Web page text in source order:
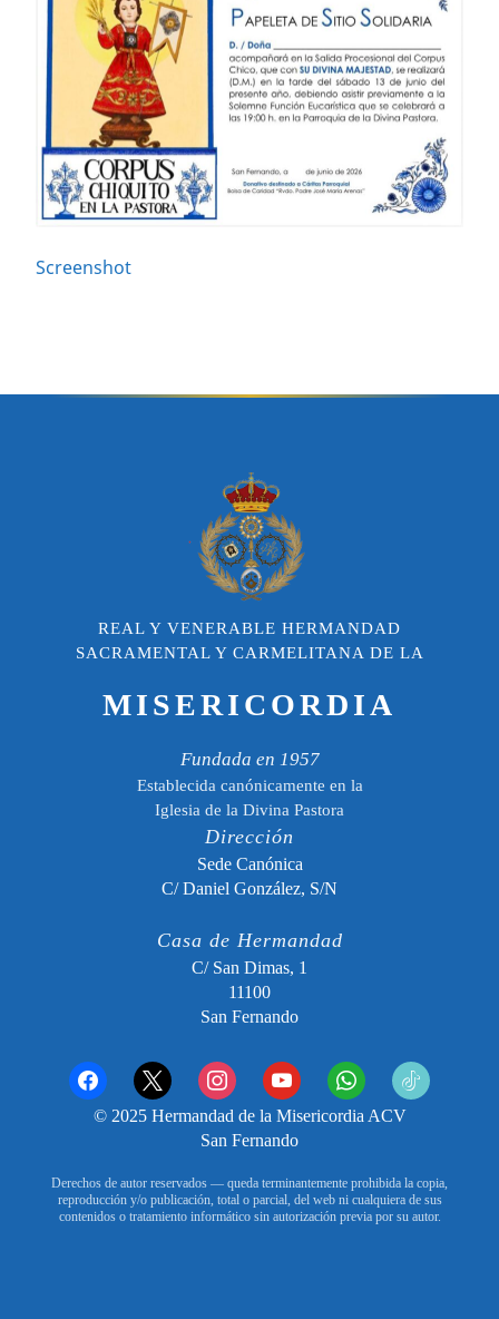
Screenshot
REAL Y VENERABLE HERMANDAD
SACRAMENTAL Y CARMELITANA DE LA
MISERICORDIA
Fundada en 1957
Establecida canónicamente en la
Iglesia de la Divina Pastora
Dirección
Sede Canónica
C/ Daniel González, S/N
Casa de Hermandad
C/ San Dimas, 1
11100
San Fernando
facebook x instagramyoutube whatsapp tiktok2
© 2025 Hermandad de la Misericordia ACV
San Fernando
Derechos de autor reservados — queda terminantemente prohibida la copia,
reproducción y/o publicación, total o parcial, del web ni cualquiera de sus
contenidos o tratamiento informático sin autorización previa por su autor.